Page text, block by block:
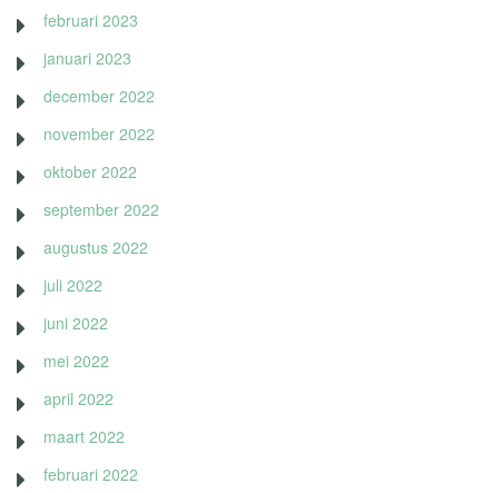
februari 2023
januari 2023
december 2022
november 2022
oktober 2022
september 2022
augustus 2022
juli 2022
juni 2022
mei 2022
april 2022
maart 2022
februari 2022